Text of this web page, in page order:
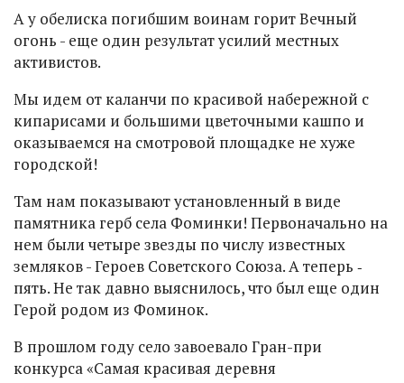
А у обелиска погибшим воинам горит Вечный
огонь - еще один результат усилий местных
активистов.
Мы идем от каланчи по красивой набережной с
кипарисами и большими цветочными кашпо и
оказываемся на смотровой площадке не хуже
городской!
Там нам показывают установленный в виде
памятника герб села Фоминки! Первоначально на
нем были четыре звезды по числу известных
земляков - Героев Советского Союза. А теперь ‑
пять. Не так давно выяснилось, что был еще один
Герой родом из Фоминок.
В прошлом году село завоевало Гран-при
конкурса «Самая красивая деревня